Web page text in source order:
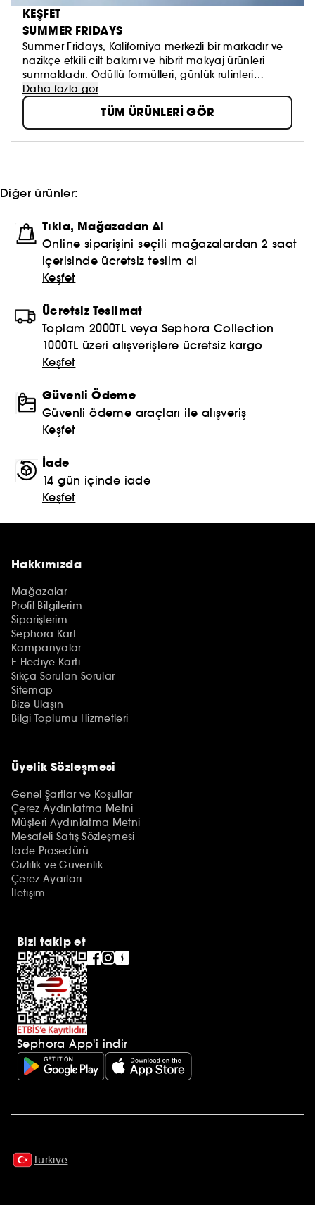
KEŞFET
SUMMER FRIDAYS
Summer Fridays, Kaliforniya merkezli bir markadır ve
nazikçe etkili cilt bakımı ve hibrit makyaj ürünleri
sunmaktadır. Ödüllü formülleri, günlük rutinleri
zahmetsiz hale getirir ve cilde ışıltılı bir görünüm
kazandırır, böylece her gün bir yaz cuması gibi
Daha fazla gör
TÜM ÜRÜNLERİ GÖR
Diğer ürünler:
Tıkla, Mağazadan Al
Online siparişini seçili mağazalardan 2 saat
içerisinde ücretsiz teslim al
Keşfet
Ücretsiz Teslimat
Toplam 2000TL veya Sephora Collection
1000TL üzeri alışverişlere ücretsiz kargo
Keşfet
Güvenli Ödeme
Güvenli ödeme araçları ile alışveriş
Keşfet
İade
14 gün içinde iade
Keşfet
Hakkımızda
Mağazalar
Profil Bilgilerim
Siparişlerim
Sephora Kart
Kampanyalar
E-Hediye Kartı
Sıkça Sorulan Sorular
Sitemap
Bize Ulaşın
Bilgi Toplumu Hizmetleri
Üyelik Sözleşmesi
Genel Şartlar ve Koşullar
Çerez Aydınlatma Metni
Müşteri Aydınlatma Metni
Mesafeli Satış Sözleşmesi
İade Prosedürü
Gizlilik ve Güvenlik
Çerez Ayarları
İletişim
Bizi takip et
Sephora App'i indir
Türkiye